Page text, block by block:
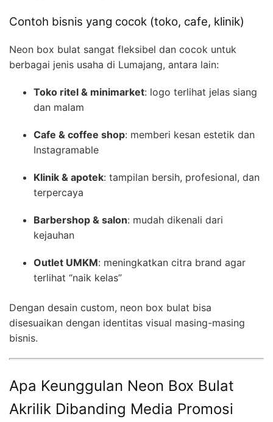
Contoh bisnis yang cocok (toko, cafe, klinik)
Neon box bulat sangat fleksibel dan cocok untuk
berbagai jenis usaha di Lumajang, antara lain:
Toko ritel & minimarket: logo terlihat jelas siang
dan malam
Cafe & coffee shop: memberi kesan estetik dan
Instagramable
Klinik & apotek: tampilan bersih, profesional, dan
terpercaya
Barbershop & salon: mudah dikenali dari
kejauhan
Outlet UMKM: meningkatkan citra brand agar
terlihat “naik kelas”
Dengan desain custom, neon box bulat bisa
disesuaikan dengan identitas visual masing-masing
bisnis.
Apa Keunggulan Neon Box Bulat
Akrilik Dibanding Media Promosi